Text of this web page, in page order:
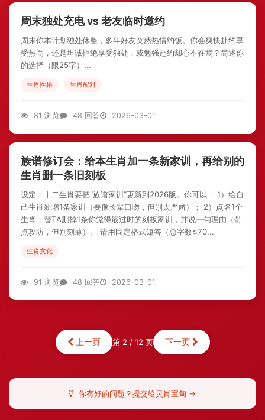
周末独处充电 vs 老友临时邀约
周末你本计划独处休整，多年好友突然热情约饭。你会爽快赴约享
受热闹，还是坦诚拒绝享受独处，或勉强赴约却心不在焉？简述你
的选择（限25字）...
生肖性格 生肖配对
81 浏览 48 回答 2026-03-01
族谱修订会：给本生肖加一条新家训，再给别的
生肖删一条旧刻板
设定：十二生肖要把“族谱家训”更新到2026版。你可以： 1）给自
己生肖新增1条家训（要像长辈口吻，但别太严肃）； 2）点名1个
生肖，替TA删掉1条你觉得最过时的刻板家训，并说一句理由（带
点攻防，但别刻薄）。 请用固定格式短答（总字数≤70...
生肖文化
91 浏览 48 回答 2026-03-01
上一页 第 2 / 12 页 下一页
你有好的问题？提交给灵肖宝甸 →